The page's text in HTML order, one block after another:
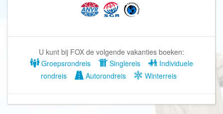
U kunt bij FOX de volgende vakanties boeken:
Groepsrondreis
Singlereis
Individuele
rondreis
Autorondreis Winterreis